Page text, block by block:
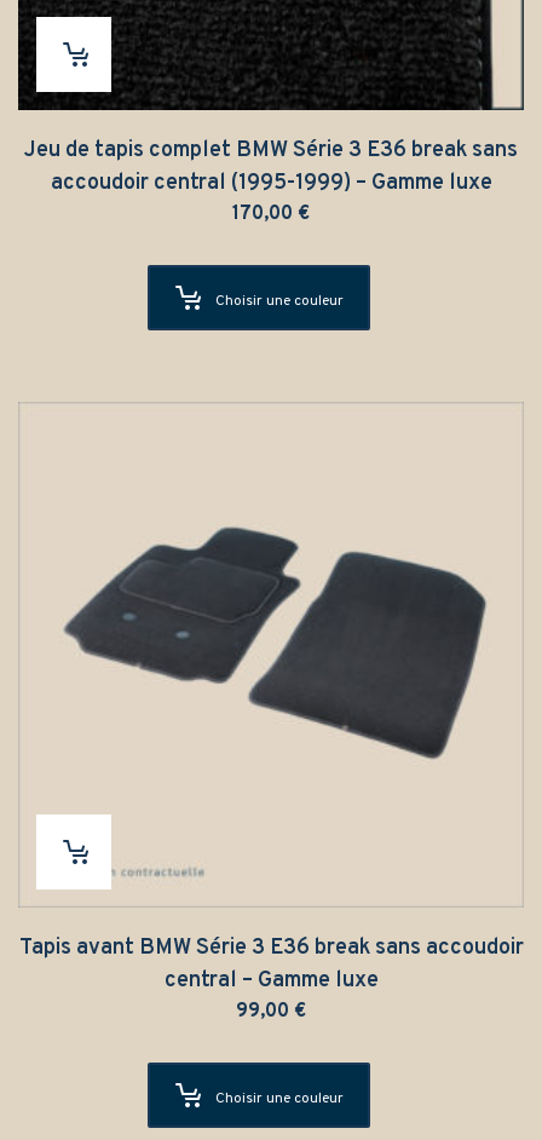
Jeu de tapis complet BMW Série 3 E36 break sans
accoudoir central (1995-1999) – Gamme luxe
170,00 €
Choisir une couleur
Tapis avant BMW Série 3 E36 break sans accoudoir
central – Gamme luxe
99,00 €
Choisir une couleur